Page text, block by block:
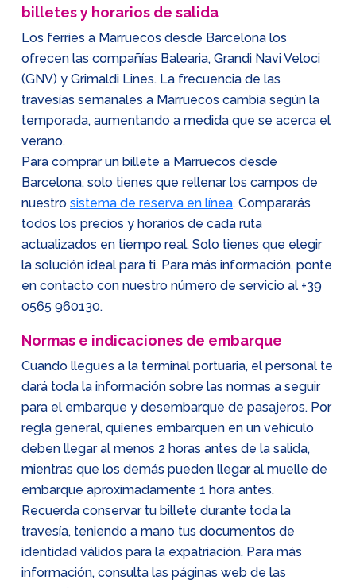
billetes y horarios de salida
Los ferries a Marruecos desde Barcelona los
ofrecen las compañías Balearia, Grandi Navi Veloci
(GNV) y Grimaldi Lines. La frecuencia de las
travesías semanales a Marruecos cambia según la
temporada, aumentando a medida que se acerca el
verano.
Para comprar un billete a Marruecos desde
Barcelona, solo tienes que rellenar los campos de
nuestro sistema de reserva en línea. Compararás
todos los precios y horarios de cada ruta
actualizados en tiempo real. Solo tienes que elegir
la solución ideal para ti. Para más información, ponte
en contacto con nuestro número de servicio al +39
0565 960130.
Normas e indicaciones de embarque
Cuando llegues a la terminal portuaria, el personal te
dará toda la información sobre las normas a seguir
para el embarque y desembarque de pasajeros. Por
regla general, quienes embarquen en un vehículo
deben llegar al menos 2 horas antes de la salida,
mientras que los demás pueden llegar al muelle de
embarque aproximadamente 1 hora antes.
Recuerda conservar tu billete durante toda la
travesía, teniendo a mano tus documentos de
identidad válidos para la expatriación. Para más
información, consulta las páginas web de las